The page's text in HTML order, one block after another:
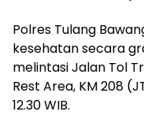
Polres Tulang
kesehatan secara
melintasi Jalan Tol
Rest Area, KM 208
12.30 WIB.